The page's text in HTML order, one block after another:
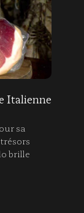
Italienne
sa
brille